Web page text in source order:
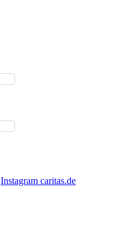
Instagram caritas.de